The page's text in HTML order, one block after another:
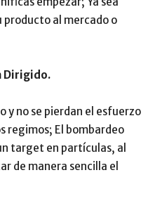
al mercado o
Dirigido.
y no se pierdan el esfuerzo
regimos; El bombardeo
target en partículas, al
de manera sencilla el